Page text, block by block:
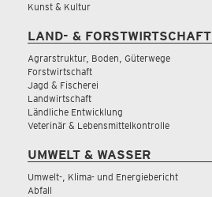
Kunst & Kultur
LAND- & FORSTWIRTSCHAFT
Agrarstruktur, Boden, Güterwege
Forstwirtschaft
Jagd & Fischerei
Landwirtschaft
Ländliche Entwicklung
Veterinär & Lebensmittelkontrolle
UMWELT & WASSER
Umwelt-, Klima- und Energiebericht
Abfall